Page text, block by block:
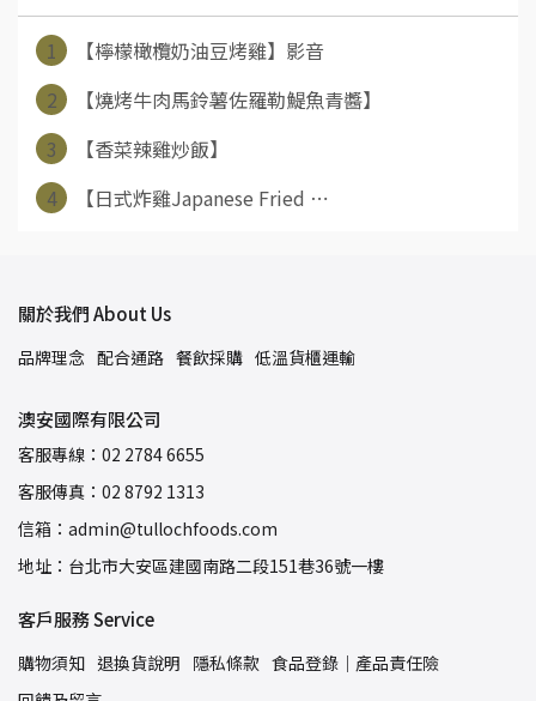
1
【檸檬橄欖奶油豆烤雞】影音
2
【燒烤牛肉馬鈴薯佐羅勒鯷魚青醬】
3
【香菜辣雞炒飯】
4
【日式炸雞Japanese Fried ⋯
關於我們 About Us
品牌理念 配合通路 餐飲採購 低溫貨櫃運輸
澳安國際有限公司
客服專線：02 2784 6655
客服傳真：02 8792 1313
信箱：admin@tullochfoods.com
地址：台北市大安區建國南路二段151巷36號一樓
客戶服務 Service
購物須知 退換貨說明 隱私條款 食品登錄｜產品責任險